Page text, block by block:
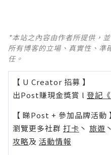
*本站之內容由作者所提供，
所有博客的立場、真實性、準
任。
【 U Creator 招募 】
出Post賺現金獎賞 l 登記
【 睇Post + 參加品牌活動
瀏覽更多社群 打卡 丶 旅遊 丶
攻略及 活動情報